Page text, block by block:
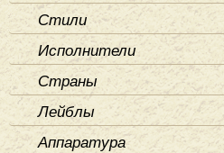
Стили
Исполнители
Страны
Лейблы
Аппаратура